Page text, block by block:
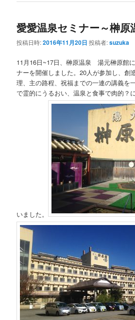
愛愛温泉セミナー～榊原
投稿日時:2016年11月20日 投稿者:suzuka
11月16日~17日、榊原温泉 湯元榊原館
ナーを開催しました。20人が参加し、創
理、主の路程、祝福までの一連の講義を
で霊的にうるおい、温泉と食事で肉的？
いました。